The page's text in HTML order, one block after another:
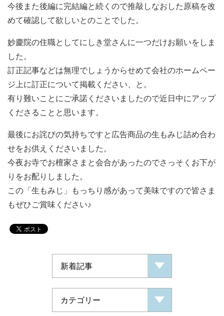
今後また後編に完結編と続くので推敲しなおした原稿を改
めて確認して欲しいとのことでした。
妙慶院の住職としてにしき堂さんに一つだけお願いをしま
した。
訂正記事などは無理でしょうからせめて会社のホームペー
ジ上に訂正について掲載ください、と。
有り難いことにご承諾くださいましたので近日中にアップ
くださることと思います。
最後にお詫びの気持ちですと広告商品の生もみじ詰め合わ
せをお供えくださいました。
今夜お寺でお檀家さまと会合があったのでさっそくお下が
りをお配りしました。
この「生もみじ」もっちり感があって美味ですので皆さま
もぜひご賞味ください♪